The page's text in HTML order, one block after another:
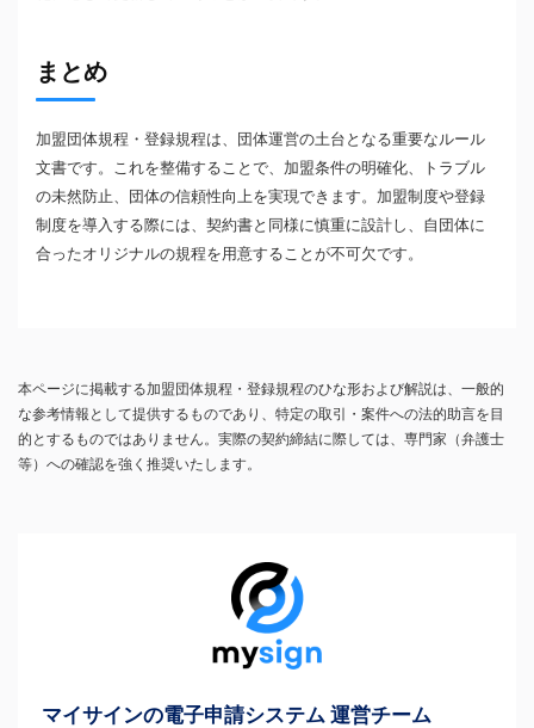
まとめ
加盟団体規程・登録規程は、団体運営の土台となる重要なルール
文書です。これを整備することで、加盟条件の明確化、トラブル
の未然防止、団体の信頼性向上を実現できます。加盟制度や登録
制度を導入する際には、契約書と同様に慎重に設計し、自団体に
合ったオリジナルの規程を用意することが不可欠です。
本ページに掲載する加盟団体規程・登録規程のひな形および解説は、一般的
な参考情報として提供するものであり、特定の取引・案件への法的助言を目
的とするものではありません。実際の契約締結に際しては、専門家（弁護士
等）への確認を強く推奨いたします。
マイサインの電子申請システム 運営チーム